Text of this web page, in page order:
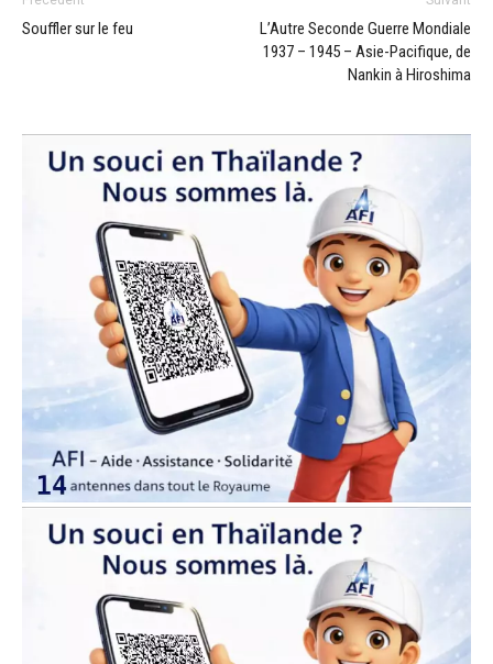
Souffler sur le feu
L’Autre Seconde Guerre Mondiale
1937 – 1945 – Asie-Pacifique, de
Nankin à Hiroshima